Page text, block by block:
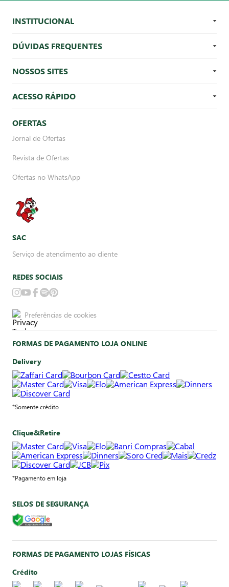
INSTITUCIONAL
DÚVIDAS FREQUENTES
NOSSOS SITES
ACESSO RÁPIDO
OFERTAS
Jornal de Ofertas
Revista de Ofertas
Ofertas no WhatsApp
SAC
Serviço de atendimento ao cliente
REDES SOCIAIS
Preferências de cookies
FORMAS DE PAGAMENTO LOJA ONLINE
Delivery
*Somente crédito
Clique&Retire
*Pagamento em loja
SELOS DE SEGURANÇA
FORMAS DE PAGAMENTO LOJAS FÍSICAS
Crédito